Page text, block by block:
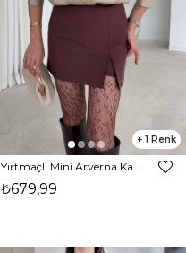
1
Yırtmaçlı Mini Arverna Kahve Kadın Şort Etek 26K384
₺679,99